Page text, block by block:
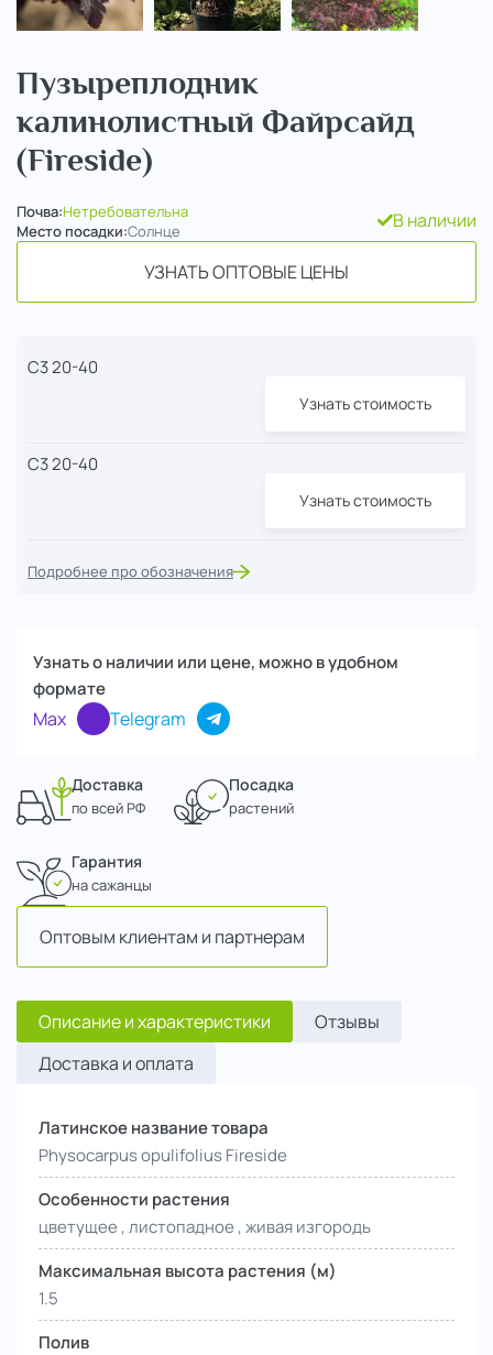
Пузыреплодник
калинолистный Файрсайд
(Fireside)
Почва:Нетребовательна
Место посадки:Солнце В наличии
УЗНАТЬ ОПТОВЫЕ ЦЕНЫ
С3 20-40
Узнать стоимость
С3 20-40
Узнать стоимость
Подробнее про обозначения
Узнать о наличии или цене, можно в удобном
формате
Max Telegram
Доставка
по всей РФ
Посадка
растений
Гарантия
на сажанцы
Оптовым клиентам и партнерам
Описание и характеристики
Отзывы
Доставка и оплата
Латинское название товара
Physocarpus opulifolius Fireside
Особенности растения
цветущее , листопадное , живая изгородь
Максимальная высота растения (м)
1.5
Полив